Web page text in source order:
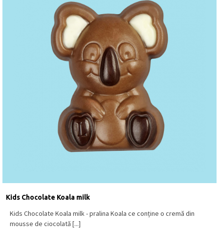
Kids Chocolate Koala milk
Kids Chocolate Koala milk - pralina Koala ce conține o cremă din
mousse de ciocolată [...]